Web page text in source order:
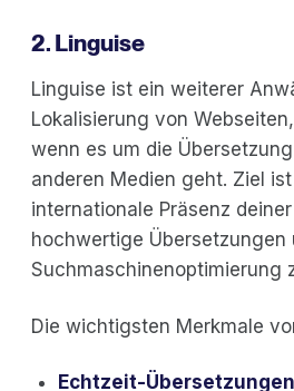
2. Linguise
Linguise ist ein weiterer
Lokalisierung von
wenn es um die
anderen Medien geht. Ziel
internationale Präsenz
hochwertige Übersetzungen
Suchmaschinenoptimierung
Die wichtigsten Merkmale
Echtzeit-Übersetzungen